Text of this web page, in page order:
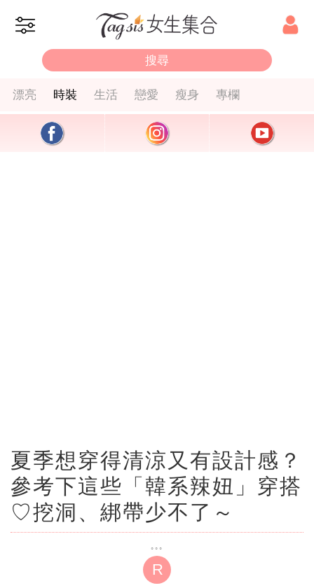
漂亮 時裝 生活 戀愛 瘦身 專欄
夏季想穿得清涼又有設計感？
參考下這些「韓系辣妞」穿搭
♡挖洞、綁帶少不了～
R